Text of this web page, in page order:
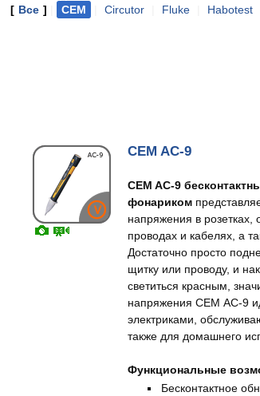
[ Все ] CEM Circutor Fluke Habotest
CEM AC-9
CEM AC-9
фонариком
напряжения в розетках,
проводах и кабелях, а
Достаточно просто
щитку или проводу, и
светиться красным,
напряжения СЕМ АС-9
электриками,
также для домашнего
Функциональные
Бесконтактное